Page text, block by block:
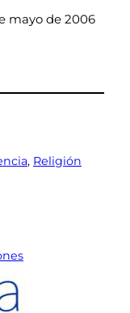
mayo de 2006
, Religión